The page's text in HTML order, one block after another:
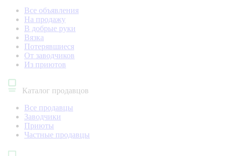
Все объявления
На продажу
В добрые руки
Вязка
Потерявшиеся
От заводчиков
Из приютов
Каталог продавцов
Все продавцы
Заводчики
Приюты
Частные продавцы